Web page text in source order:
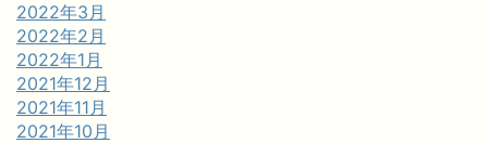
2022年3月
2022年2月
2022年1月
2021年12月
2021年11月
2021年10月